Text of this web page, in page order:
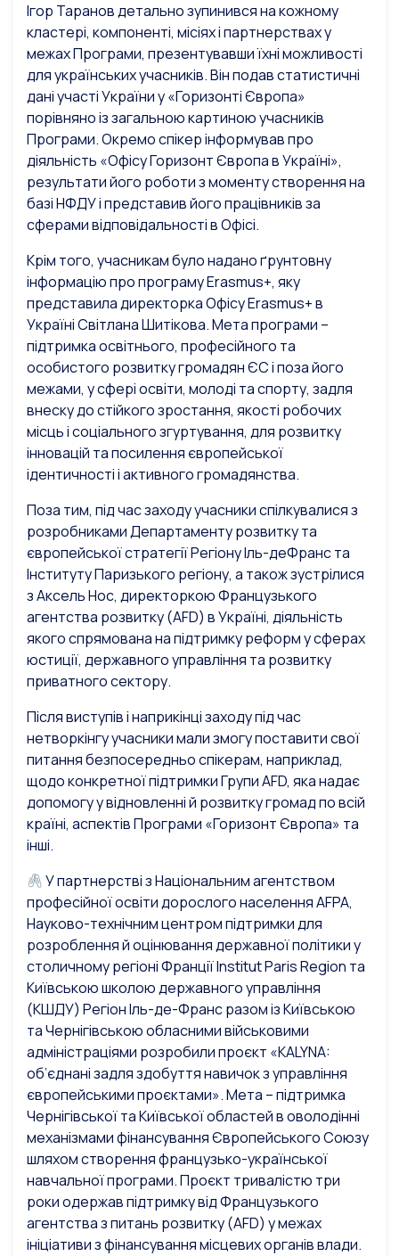
Ігор Таранов детально зупинився на кожному
кластері, компоненті, місіях і партнерствах у
межах Програми, презентувавши їхні можливості
для українських учасників. Він подав статистичні
дані участі України у «Горизонті Європа»
порівняно із загальною картиною учасників
Програми. Окремо спікер інформував про
діяльність «Офісу Горизонт Європа в Україні»,
результати його роботи з моменту створення на
базі НФДУ і представив його працівників за
сферами відповідальності в Офісі.
Крім того, учасникам було надано ґрунтовну
інформацію про програму Erasmus+, яку
представила директорка Офісу Erasmus+ в
Україні Світлана Шитікова. Мета програми –
підтримка освітнього, професійного та
особистого розвитку громадян ЄС і поза його
межами, у сфері освіти, молоді та спорту, задля
внеску до стійкого зростання, якості робочих
місць і соціального згуртування, для розвитку
інновацій та посилення європейської
ідентичності і активного громадянства.
Поза тим, під час заходу учасники спілкувалися з
розробниками Департаментурозвитку та
європейської стратегії Регіону Іль-деФранс та
Інституту Паризького регіону, а також зустрілися
з Аксель Нос, директоркою Французького
агентства розвитку (AFD) в Україні, діяльність
якого спрямована на підтримку реформ у сферах
юстиції, державного управління та розвитку
приватного сектору.
Після виступів і наприкінці заходу під час
нетворкінгу учасники мали змогу поставити свої
питання безпосередньо спікерам, наприклад,
щодо конкретної підтримки Групи AFD, яка надає
допомогу у відновленні й розвитку громад по всій
країні, аспектів Програми «Горизонт Європа» та
інші.
У партнерстві з Національним агентством
професійної освіти дорослого населення AFPA,
Науково-технічним центром підтримки для
розроблення й оцінювання державної політики у
столичному регіоні Франції Institut Paris Region та
Київською школою державного управління
(КШДУ) Регіон Іль-де-Франс разом із Київською
та Чернігівською обласними військовими
адміністраціями розробили проєкт «KALYNA:
об’єднані задля здобуття навичок з управління
європейськими проєктами». Мета – підтримка
Чернігівської та Київської областей в оволодінні
механізмами фінансування Європейського Союзу
шляхом створення французько-української
навчальної програми. Проєкт тривалістю три
роки одержав підтримку від Французького
агентства з питань розвитку (AFD) у межах
ініціативи з фінансування місцевих органів влади.